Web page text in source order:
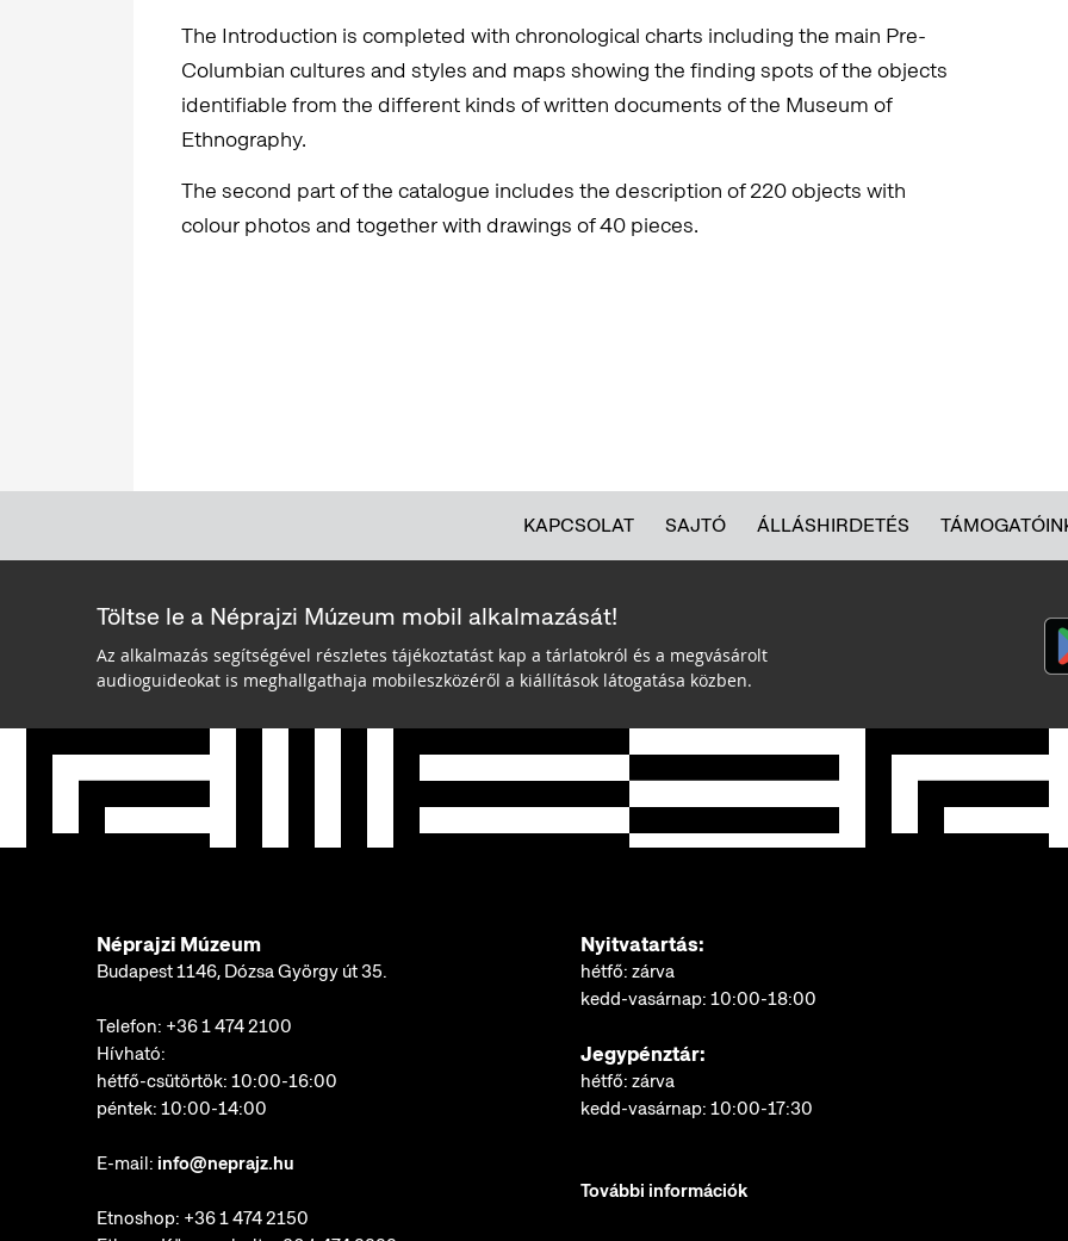
The Introduction is completed with chronological charts including the main Pre-
Columbian cultures and styles and maps showing the finding spots of the objects
identifiable from the different kinds of written documents of the Museum of
Ethnography.
The second part of the catalogue includes the description of 220 objects with
colour photos and together with drawings of 40 pieces.
KAPCSOLAT SAJTÓ ÁLLÁSHIRDETÉS
Töltse le a Néprajzi Múzeum mobil alkalmazását!
Az alkalmazás segítségével részletes tájékoztatást kap a tárlatokról és a megvásárolt
audioguideokat is meghallgathaja mobileszközéről a kiállítások látogatása közben.
Néprajzi Múzeum
Budapest 1146, Dózsa György út 35.
Telefon: +36 1 474 2100
Hívható:
hétfő-csütörtök: 10:00-16:00
péntek: 10:00-14:00
E-mail: info@neprajz.hu
Etnoshop: +36 1 474 2150
Nyitvatartás:
hétfő: zárva
kedd-vasárnap: 10:00-18:00
Jegypénztár:
hétfő: zárva
kedd-vasárnap: 10:00-17:30
További információk